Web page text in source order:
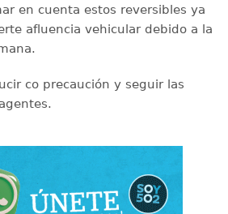
en cuenta estos reversibles ya
afluencia vehicular debido a la
co precaución y seguir las